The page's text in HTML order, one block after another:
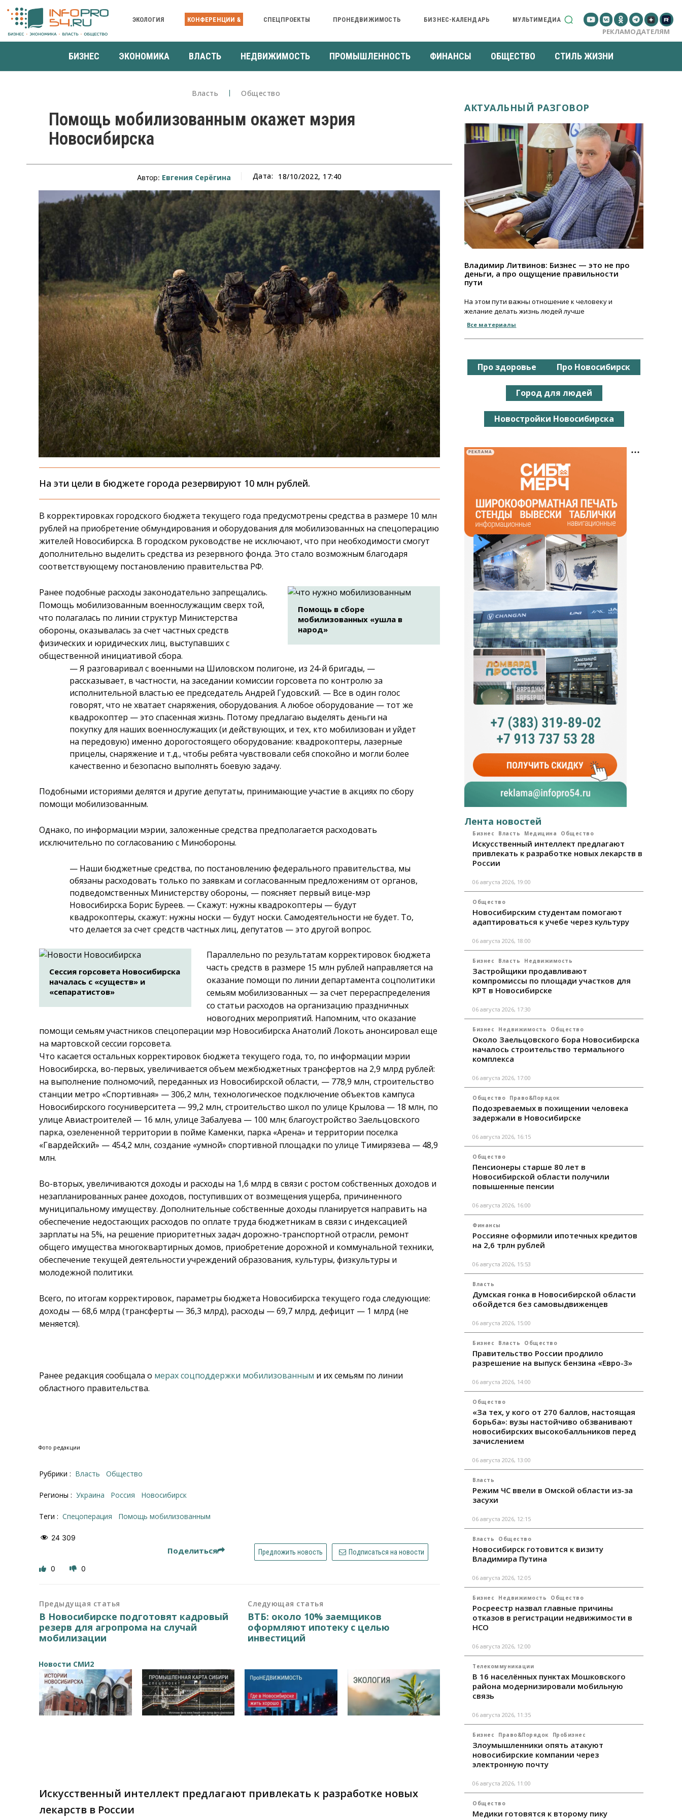
ЭКОЛОГИЯ КОНФЕРЕНЦИИ & СПЕЦПРОЕКТЫ ПРОНЕДВИЖИМОСТЬ БИЗНЕС-КАЛЕНДАРЬ МУЛЬТИМЕДИА
РЕКЛАМОДАТЕЛЯМ
БИЗНЕС ЭКОНОМИКА ВЛАСТЬ НЕДВИЖИМОСТЬ ПРОМЫШЛЕННОСТЬ ФИНАНСЫ ОБЩЕСТВО СТИЛЬ ЖИЗНИ
Власть Общество
Помощь мобилизованным окажет мэрия
Новосибирска
Автор: Евгения Серёгина Дата: 18/10/2022, 17:40
На эти цели в бюджете города резервируют 10 млн рублей.
В корректировках городского бюджета текущего года предусмотрены средства в размере 10 млн
рублей на приобретение обмундирования и оборудования для мобилизованных на спецоперацию
жителей Новосибирска. В городском руководстве не исключают, что при необходимости смогут
дополнительно выделить средства из резервного фонда. Это стало возможным благодаря
соответствующему постановлению правительства РФ.
Помощь в сборе
мобилизованных «ушла в
народ»
Ранее подобные расходы законодательно запрещались.
Помощь мобилизованным военнослужащим сверх той,
что полагалась по линии структур Министерства
обороны, оказывалась за счет частных средств
физических и юридических лиц, выступавших с
общественной инициативой сбора.
—Я разговаривал с военными на Шиловском полигоне, из 24-й бригады, —
рассказывает, в частности, на заседании комиссии горсовета по контролю за
исполнительной властью ее председатель Андрей Гудовский. —Все в один голос
говорят, что не хватает снаряжения, оборудования. А любое оборудование —тот же
квадрокоптер —это спасенная жизнь. Потому предлагаю выделять деньги на
покупку для наших военнослужащих (и действующих, и тех, кто мобилизован и уйдет
на передовую) именно дорогостоящего оборудование: квадрокоптеры, лазерные
прицелы, снаряжение и т.д., чтобы ребята чувствовали себя спокойно и могли более
качественно и безопасно выполнять боевую задачу.
Подобными историями делятся и другие депутаты, принимающие участие в акциях по сбору
помощи мобилизованным.
Однако, по информации мэрии, заложенные средства предполагается расходовать
исключительно по согласованию с Минобороны.
—Наши бюджетные средства, по постановлению федерального правительства, мы
обязаны расходовать только по заявкам и согласованным предложениям от органов,
подведомственных Министерству обороны, —поясняет первый вице-мэр
Новосибирска Борис Буреев. —Скажут: нужны квадрокоптеры —будут
квадрокоптеры, скажут: нужны носки — будут носки. Самодеятельности не будет. То,
что делается за счет средств частных лиц, депутатов —это другой вопрос.
Сессия горсовета Новосибирска
началась с «существ» и
«сепаратистов»
Параллельно по результатам корректировок бюджета
часть средств в размере 15 млн рублей направляется на
оказание помощи по линии департамента соцполитики
семьям мобилизованных — за счет перераспределения
со статьи расходов на организацию праздничных
новогодних мероприятий. Напомним, что оказание
помощи семьям участников спецоперации мэр Новосибирска Анатолий Локоть анонсировал еще
на мартовской сессии горсовета.
Что касается остальных корректировок бюджета текущего года, то, по информации мэрии
Новосибирска, во-первых, увеличивается объем межбюджетных трансфертов на 2,9 млрд рублей:
на выполнение полномочий, переданных из Новосибирской области, — 778,9 млн, строительство
станции метро «Спортивная» — 306,2 млн, технологическое подключение объектов кампуса
Новосибирского госуниверситета —99,2 млн, строительство школ по улице Крылова — 18 млн, по
улице Авиастроителей — 16 млн, улице Забалуева — 100 млн; благоустройство Заельцовского
парка, озелененной территории в пойме Каменки, парка «Арена» и территории поселка
«Гвардейский» — 454,2 млн, создание «умной» спортивной площадки по улице Тимирязева — 48,9
млн.
Во-вторых, увеличиваются доходы и расходы на 1,6 млрд в связи с ростом собственных доходов и
незапланированных ранее доходов, поступивших от возмещения ущерба, причиненного
муниципальному имуществу. Дополнительные собственные доходы планируется направить на
обеспечение недостающих расходов по оплате труда бюджетникам в связи с индексацией
зарплаты на 5%, на решение приоритетных задач дорожно-транспортной отрасли, ремонт
общего имущества многоквартирных домов, приобретение дорожной и коммунальной техники,
обеспечение текущей деятельности учреждений образования, культуры, физкультуры и
молодежной политики.
Всего, по итогам корректировок, параметры бюджета Новосибирска текущего года следующие:
доходы —68,6 млрд (трансферты —36,3 млрд), расходы —69,7 млрд, дефицит — 1 млрд (не
меняется).
Ранее редакция сообщала о мерах соцподдержки мобилизованным и их семьям по линии
областного правительства.
Фото редакции
Рубрики : Власть Общество
Регионы : Украина Россия Новосибирск
Теги : спецоперация помощь мобилизованным
24 309
Поделиться Предложить новость Подписаться на новости
0 0
Предыдущая статья
В Новосибирске подготовят кадровый
резерв для агропрома на случай
мобилизации
Следующая статья
ВТБ: около 10% заемщиков
оформляют ипотеку с целью
инвестиций
Новости СМИ2
Искусственный интеллект предлагают привлекать к разработке новых
лекарств в России
АКТУАЛЬНЫЙ РАЗГОВОР
Владимир Литвинов: Бизнес — это не про
деньги, а про ощущение правильности
пути
На этом пути важны отношение к человеку и
желание делать жизнь людей лучше
Все материалы
Про здоровье Про Новосибирск
Город для людей
Новостройки Новосибирска
РЕКЛАМА
Лента новостей
Бизнес Власть Медицина Общество
Искусственный интеллект предлагают
привлекать к разработке новых лекарств в
России
06 августа 2026, 19:00
Общество
Новосибирским студентам помогают
адаптироваться к учебе через культуру
06 августа 2026, 18:00
Бизнес Власть Недвижимость
Застройщики продавливают
компромиссы по площади участков для
КРТ в Новосибирске
06 августа 2026, 17:30
Бизнес Недвижимость Общество
Около Заельцовского бора Новосибирска
началось строительство термального
комплекса
06 августа 2026, 17:00
Общество Право&Порядок
Подозреваемых в похищении человека
задержали в Новосибирске
06 августа 2026, 16:15
Общество
Пенсионеры старше 80 лет в
Новосибирской области получили
повышенные пенсии
06 августа 2026, 16:00
Финансы
Россияне оформили ипотечных кредитов
на 2,6 трлн рублей
06 августа 2026, 15:53
Власть
Думская гонка в Новосибирской области
обойдется без самовыдвиженцев
06 августа 2026, 15:00
Бизнес Власть Общество
Правительство России продлило
разрешение на выпуск бензина «Евро-3»
06 августа 2026, 14:00
Общество
«За тех, у кого от 270 баллов, настоящая
борьба»: вузы настойчиво обзванивают
новосибирских высокобалльников перед
зачислением
06 августа 2026, 13:00
Власть
Режим ЧС ввели в Омской области из-за
засухи
06 августа 2026, 12:15
Власть Общество
Новосибирск готовится к визиту
Владимира Путина
06 августа 2026, 12:05
Бизнес Недвижимость Общество
Росреестр назвал главные причины
отказов в регистрации недвижимости в
НСО
06 августа 2026, 12:00
Телекоммуникации
В 16 населённых пунктах Мошковского
района модернизировали мобильную
связь
06 августа 2026, 11:35
Бизнес Право&Порядок ПроБизнес
Злоумышленники опять атакуют
новосибирские компании через
электронную почту
06 августа 2026, 11:00
Общество
Медики готовятся к второму пику